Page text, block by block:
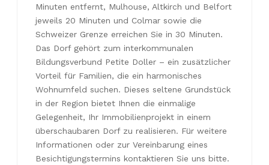
Minuten entfernt, Mulhouse, Altkirch und Belfort
jeweils 20 Minuten und Colmar sowie die
Schweizer Grenze erreichen Sie in 30 Minuten.
Das Dorf gehört zum interkommunalen
Bildungsverbund Petite Doller – ein zusätzlicher
Vorteil für Familien, die ein harmonisches
Wohnumfeld suchen. Dieses seltene Grundstück
in der Region bietet Ihnen die einmalige
Gelegenheit, Ihr Immobilienprojekt in einem
überschaubaren Dorf zu realisieren. Für weitere
Informationen oder zur Vereinbarung eines
Besichtigungstermins kontaktieren Sie uns bitte.